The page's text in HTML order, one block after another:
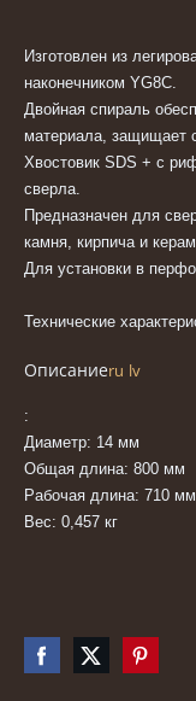
Изготовлен из
наконечником YG8C.
Двойная спираль
материала, защищает
Хвостовик SDS + с
сверла.
Предназначен для
камня, кирпича и
Для установки в
Технические
Описаниеru lv
:
Диаметр: 14 мм
Общая длина: 800 мм
Рабочая длина: 710 мм
Вес: 0,457 кг